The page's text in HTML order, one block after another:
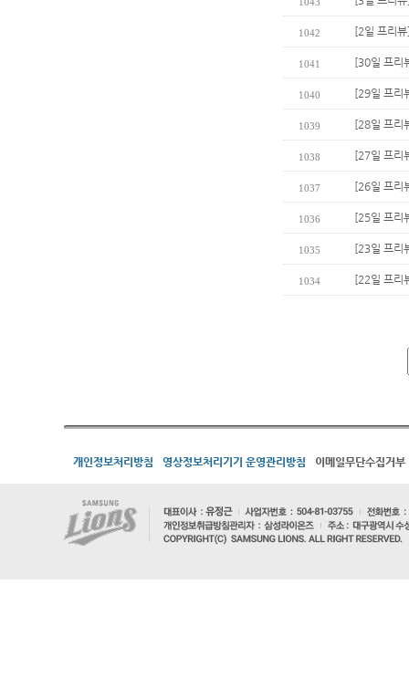
1042 [2일 프리
1041 [30일 프리
1040 [29일 프리
1039 [28일 프리
1038 [27일 프리
1037 [26일 프리
1036 [25일 프리
1035 [23일 프리
1034 [22일 프리
개인정보처리방침 영상정보처리기기 운영관리방침 이메일무단수집거부